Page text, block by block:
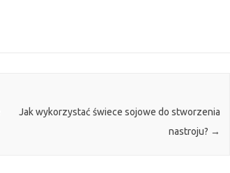
Jak wykorzystać świece sojowe do stworzenia
nastroju? →